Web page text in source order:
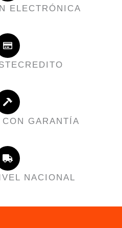
ELECTRÓNICA
GARANTÍA
NACIONAL